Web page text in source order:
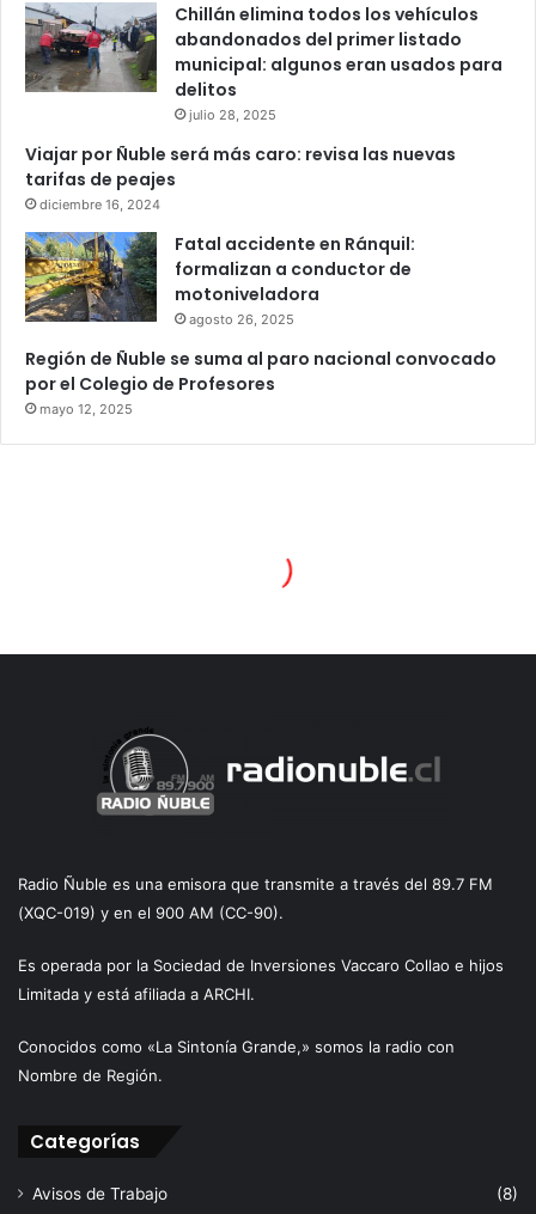
Chillán elimina todos los vehículos
abandonados del primer listado
municipal: algunos eran usados para
delitos
julio 28, 2025
Viajar por Ñuble será más caro: revisa las nuevas
tarifas de peajes
diciembre 16, 2024
Fatal accidente en Ránquil:
formalizan a conductor de
motoniveladora
agosto 26, 2025
Región de Ñuble se suma al paro nacional convocado
por el Colegio de Profesores
mayo 12, 2025
Radio Ñuble es una emisora que transmite a través del 89.7 FM
(XQC-019) y en el 900 AM (CC-90).
Es operada por la Sociedad de Inversiones Vaccaro Collao e hijos
Limitada y está afiliada a ARCHI.
Conocidos como «La Sintonía Grande,» somos la radio con
Nombre de Región.
Categorías
Avisos de Trabajo
(8)